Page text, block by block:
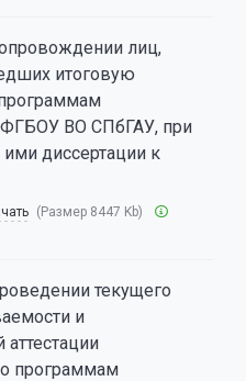
лиц,
итоговую
ФГБОУ ВО СПбГАУ, при
диссертации к
(Размер 8447 Kb)
текущего
и
программам